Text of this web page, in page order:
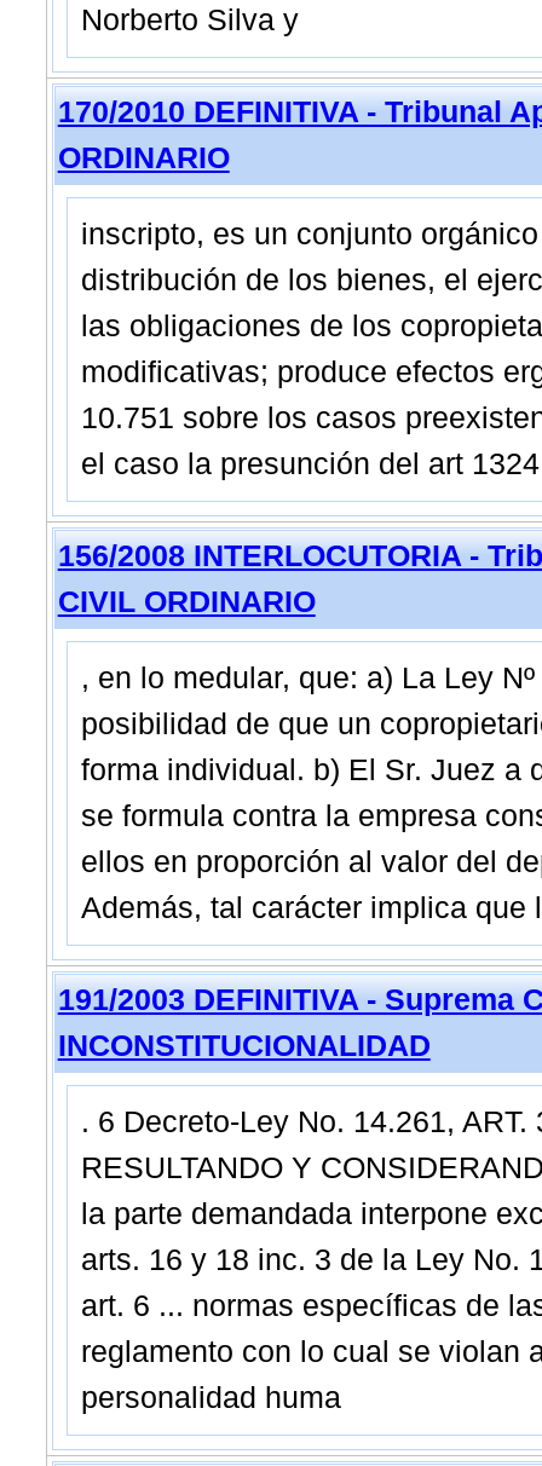
Norberto Silva y
170/2010 DEFINITIVA - Tribunal
ORDINARIO
inscripto, es un conjunto
distribución de los bienes, el
las obligaciones de los
modificativas; produce efectos
10.751 sobre los casos
el caso la presunción del art
156/2008 INTERLOCUTORIA -
CIVIL ORDINARIO
, en lo medular, que: a) La Ley
posibilidad de que un
forma individual. b) El Sr. Juez a
se formula contra la empresa
ellos en proporción al valor del
Además, tal carácter implica que
191/2003 DEFINITIVA - Suprema
INCONSTITUCIONALIDAD
. 6 Decreto-Ley No. 14.261,
RESULTANDO Y
la parte demandada interpone
arts. 16 y 18 inc. 3 de la Ley No.
art. 6 ... normas específicas de
reglamento con lo cual se violan
personalidad huma